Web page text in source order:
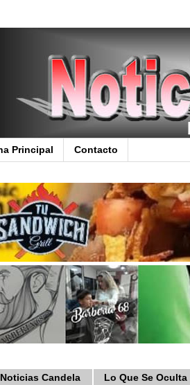
Principal Contacto
Noticias Candela Lo Que Se Oculta